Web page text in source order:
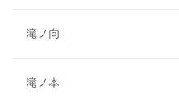
滝ノ向
滝ノ本